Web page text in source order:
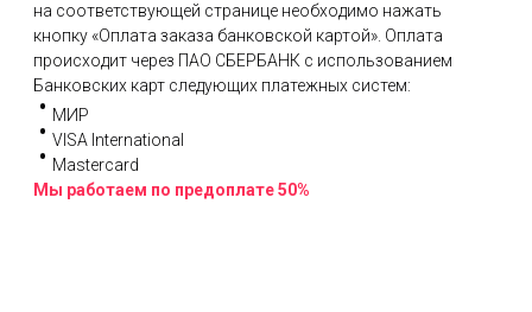
на соответствующей странице необходимо нажать
кнопку «Оплата заказа банковской картой». Оплата
происходит через ПАО СБЕРБАНК с использованием
Банковских карт следующих платежных систем:
МИР
VISA International
Mastercard
Мы работаем по предоплате 50%